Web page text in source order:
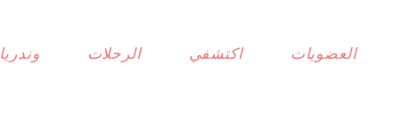
وندريا الرحلات اكتشفي العضويات